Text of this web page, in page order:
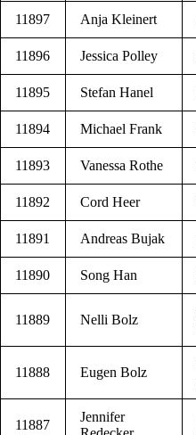
11897 Anja Kleinert
11896 Jes­si­ca Polley
11895 Ste­fan Hanel
11894 Michael Frank
11893 Vanes­sa Rothe
11892 Cord Heer
11891 Andre­as Bujak
11890 Song Han
11889 Nel­li Bolz
11888 Eugen Bolz
11887
Jen­ni­fer